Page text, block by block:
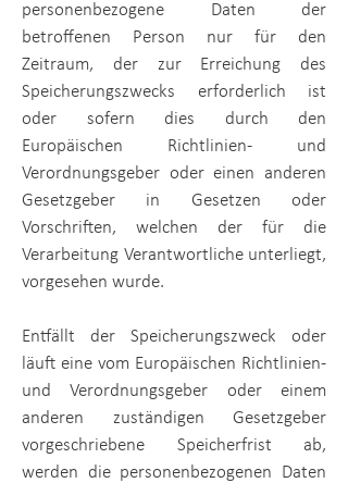
personenbezogene Daten der
betroffenen Person nur für den
Zeitraum, der zur Erreichung des
Speicherungszwecks erforderlich ist
oder sofern dies durch den
Europäischen Richtlinien- und
Verordnungsgeber oder einen anderen
Gesetzgeber in Gesetzen oder
Vorschriften, welchen der für die
Verarbeitung Verantwortliche unterliegt,
vorgesehen wurde.
Entfällt der Speicherungszweck oder
läuft eine vom Europäischen Richtlinien-
und Verordnungsgeber oder einem
anderen zuständigen Gesetzgeber
vorgeschriebene Speicherfrist ab,
werden die personenbezogenen Daten